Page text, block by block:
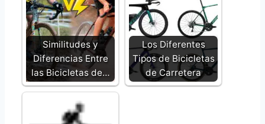
Similitudes y
Diferencias Entre
las Bicicletas de…
Los Diferentes
Tipos de Bicicletas
de Carretera